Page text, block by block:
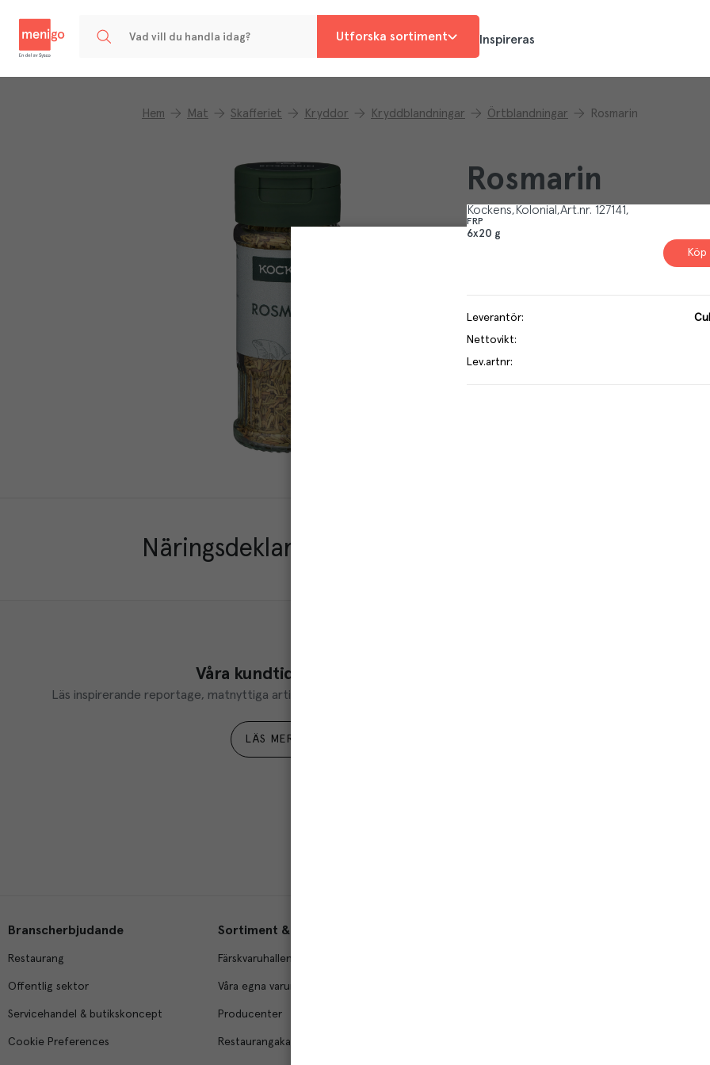
Utforska sortiment Inspireras
Hem Mat Skafferiet Kryddor Kryddblandningar Örtblandningar Rosmarin
Rosmarin
Kockens Kolonial Art.nr. 127141
FRP
6x20 g
Köp
Leverantör:
Nettovikt:
Lev.artnr:
Näringsdeklaration
Våra kundtidningar
Läs inspirerande reportage, matnyttiga artiklar och ta del av aktuella kampanjer.
LÄS MER
Du som är Menigo-
Branscherbjudande
Restaurang
Offentlig sektor
Servicehandel & butikskoncept
Cookie Preferences
Sortiment & tjänster
Färskvaruhallen
Våra egna varumärken
Producenter
Restaurangakademien